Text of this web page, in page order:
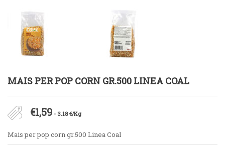
MAIS PER POP CORN GR.500 LINEA COAL
€1,59 - 3.18 €/Kg
Mais per pop corn gr.500 Linea Coal